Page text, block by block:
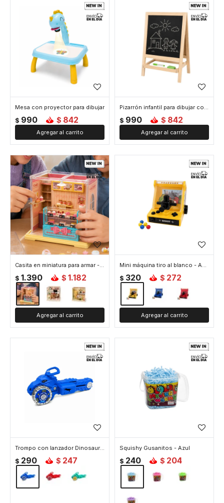
Mesa con proyector para dibujar
$ 990 $ 842
Pizarrón infantil para dibujar con soporte y estante
$ 990 $ 842
Casita en miniatura para armar - Celeste
$ 1.390 $ 1.182
Mini máquina tiro al blanco - Amarillo
$ 320 $ 272
Trompo con lanzador Dinosaurio - Azul
$ 290 $ 247
Squishy Gusanitos - Azul
$ 240 $ 204